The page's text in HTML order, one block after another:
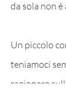
da sola non
Un piccolo
teniamoci
ragionare